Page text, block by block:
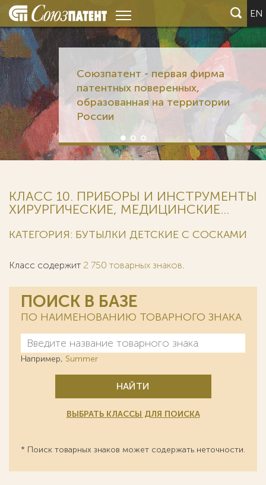
EN
Союзпатент - первая фирма
патентных поверенных,
образованная на территории
России
КЛАСС 10. ПРИБОРЫ И ИНСТРУМЕНТЫ
ХИРУРГИЧЕСКИЕ, МЕДИЦИНСКИЕ...
КАТЕГОРИЯ: БУТЫЛКИ ДЕТСКИЕ С СОСКАМИ
Класс содержит 2 750 товарных знаков.
ПОИСК В БАЗЕ
ПО НАИМЕНОВАНИЮ ТОВАРНОГО ЗНАКА
Например, Summer
НАЙТИ
ВЫБРАТЬ КЛАССЫ ДЛЯ ПОИСКА
* Поиск товарных знаков может содержать неточности.